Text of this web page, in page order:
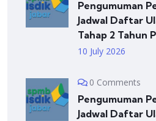
Pengumuman
Jadwal Daftar
Tahap 2 Tahun
10 July 2026
0 Comments
Pengumuman
Jadwal Daftar